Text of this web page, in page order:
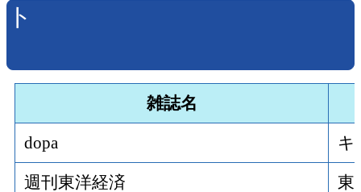
ト
雑誌名
dopa キ
週刊東洋経済 東